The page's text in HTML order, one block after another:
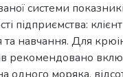
системи
підприємства:
навчання. Для
рекомендовано